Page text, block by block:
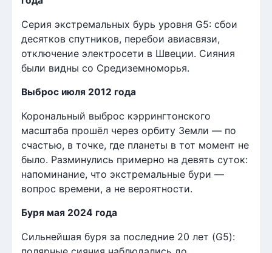
Серия экстремальных бурь уровня G5: сбои
десятков спутников, перебои авиасвязи,
отключение электросети в Швеции. Сияния
были видны со Средиземноморья.
Выброс июля 2012 года
Корональный выброс кэррингтонского
масштаба прошёл через орбиту Земли — по
счастью, в точке, где планеты в тот момент не
было. Разминулись примерно на девять суток:
напоминание, что экстремальные бури —
вопрос времени, а не вероятности.
Буря мая 2024 года
Сильнейшая буря за последние 20 лет (G5):